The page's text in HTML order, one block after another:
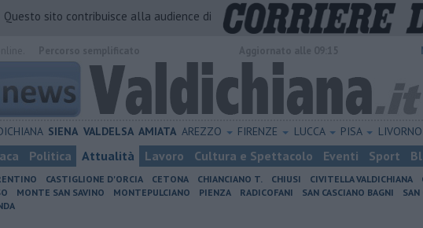
Questo sito contribuisce alla audience di
SIENA VALDELSA AMIATA AREZZO FIRENZE LUCCA PISA LIVORNO
Politica Attualità Lavoro Cultura e Spettacolo Eventi Sport
CASTIGLIONE D'ORCIA CETONA CHIANCIANO T. CHIUSI CIVITELLA VALDICHIANA
MONTE SAN SAVINO MONTEPULCIANO PIENZA RADICOFANI SAN CASCIANO BAGNI